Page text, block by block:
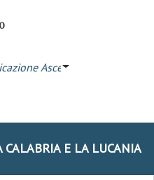
Ascendente
CALABRIA E LA LUCANIA